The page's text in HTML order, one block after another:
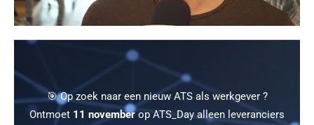
🎯 Op zoek naar een nieuw ATS als werkgever ?
Ontmoet 11 novemberop ATS_Day alleen leveranciers